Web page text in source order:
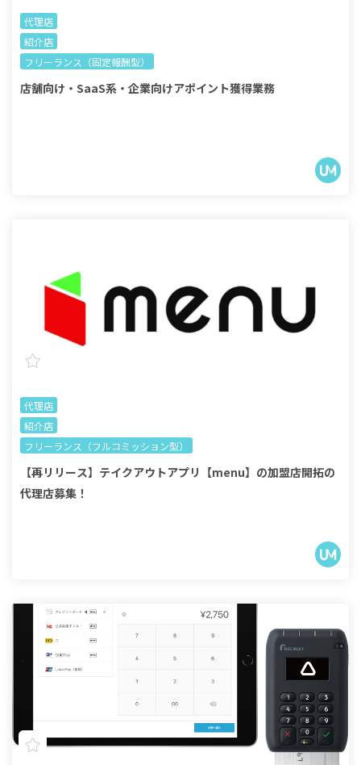
代理店
紹介店
フリーランス（固定報酬型）
店舗向け・SaaS系・企業向けアポイント獲得業務
代理店
紹介店
フリーランス（フルコミッション型）
【再リリース】テイクアウトアプリ【menu】の加盟店開拓の
代理店募集！